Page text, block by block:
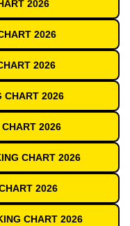
2026
2026
2026
CHART 2026
2026
CHART 2026
2026
CHART 2026